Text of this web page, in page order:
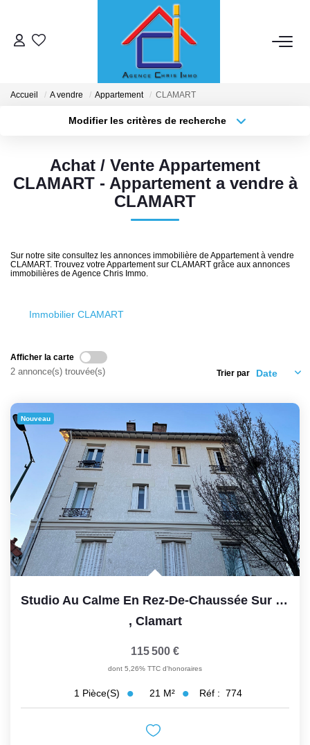
ACHETER
MISE EN RELATION
Qui Sommes-Nous
Nos Témoignages
EN
Accueil A vendre Appartement CLAMART
Modifier les critères de recherche
Surface min Budget max
Plus de critères
Achat / Vente Appartement
CLAMART - Appartement a vendre à
CLAMART
Sur notre site consultez les annonces immobilière de Appartement à vendre
CLAMART. Trouvez votre Appartement sur CLAMART grâce aux annonces
immobilières de Agence Chris Immo.
Immobilier CLAMART
Afficher la carte
2 annonce(s) trouvée(s) Trier par
Nouveau
Studio Au Calme En Rez-De-Chaussée Sur Cour D'une...
, Clamart
115 500 €
dont 5,26% TTC d'honoraires
1 Pièce(s) 21 M² Réf : 774